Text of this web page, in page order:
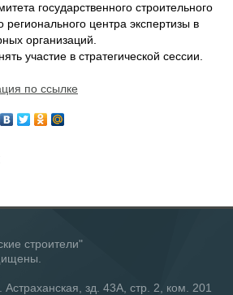
государственного строительного
регионального центра экспертизы в
организаций.
участие в стратегической сессии.
по ссылке
строители"
Астраханская, зд. 43А, стр. 2, ком. 201